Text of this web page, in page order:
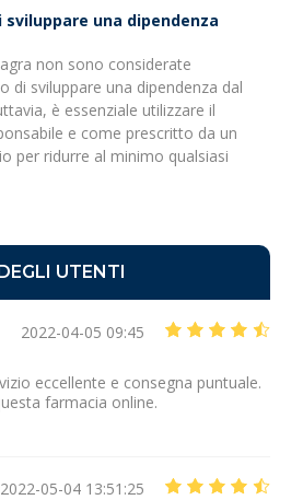
una dipendenza
non sono considerate
di sviluppare una dipendenza dal
è essenziale utilizzare il
e come prescritto da un
per ridurre al minimo qualsiasi
UTENTI
2022-04-05 09:45
eccellente e consegna puntuale.
farmacia online.
2022-05-04 13:51:25